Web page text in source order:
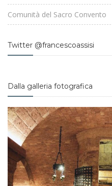
Comunità del Sacro Convento
Twitter @francescoassisi
Dalla galleria fotografica